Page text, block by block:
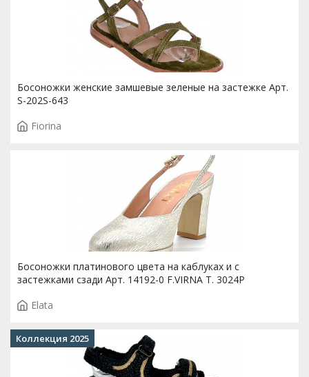
Босоножки женские замшевые зеленые на застежке Арт.
S-202S-643
Fiorina
Босоножки платинового цвета на каблуках и с
застежками сзади Арт. 14192-0 F.VIRNA T. 3024P
Elata
Коллекция 2025